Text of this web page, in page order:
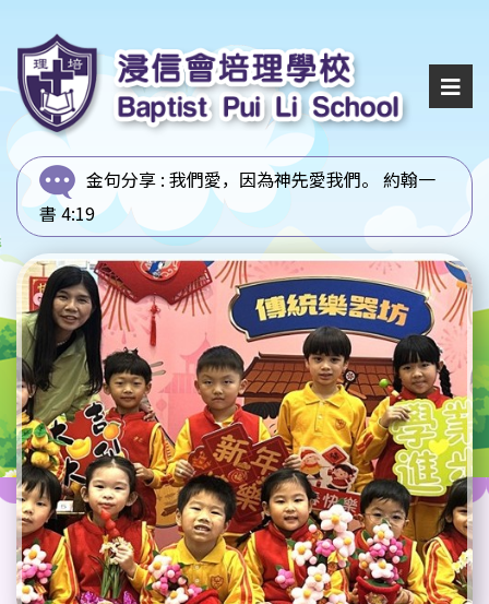
金句分享 : 我們愛，因為神先愛我們。 約翰一
書 4:19